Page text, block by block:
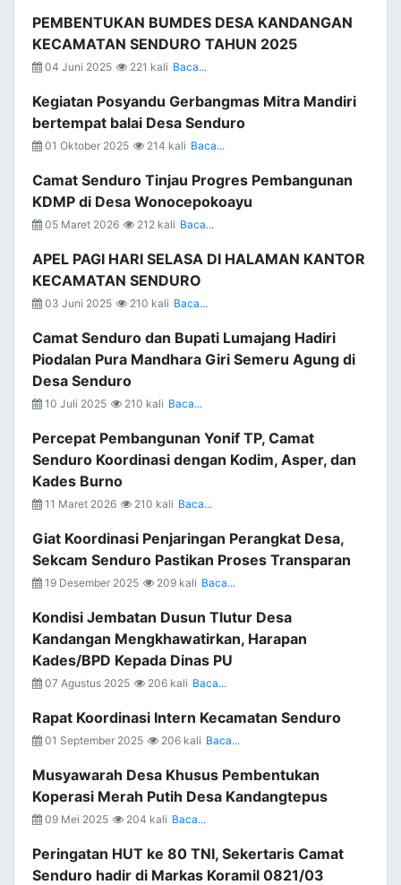
PEMBENTUKAN BUMDES DESA KANDANGAN
KECAMATAN SENDURO TAHUN 2025
04 Juni 2025 221 kali Baca...
Kegiatan Posyandu Gerbangmas Mitra Mandiri
bertempat balai Desa Senduro
01 Oktober 2025 214 kali Baca...
Camat Senduro Tinjau Progres Pembangunan
KDMP di Desa Wonocepokoayu
05 Maret 2026 212 kali Baca...
APEL PAGI HARI SELASA DI HALAMAN KANTOR
KECAMATAN SENDURO
03 Juni 2025 210 kali Baca...
Camat Senduro dan Bupati Lumajang Hadiri
Piodalan Pura Mandhara Giri Semeru Agung di
Desa Senduro
10 Juli 2025 210 kali Baca...
Percepat Pembangunan Yonif TP, Camat
Senduro Koordinasi dengan Kodim, Asper, dan
Kades Burno
11 Maret 2026 210 kali Baca...
Giat Koordinasi Penjaringan Perangkat Desa,
Sekcam Senduro Pastikan Proses Transparan
19 Desember 2025 209 kali Baca...
Kondisi Jembatan Dusun Tlutur Desa
Kandangan Mengkhawatirkan, Harapan
Kades/BPD Kepada Dinas PU
07 Agustus 2025 206 kali Baca...
Rapat Koordinasi Intern Kecamatan Senduro
01 September 2025 206 kali Baca...
Musyawarah Desa Khusus Pembentukan
Koperasi Merah Putih Desa Kandangtepus
09 Mei 2025 204 kali Baca...
Peringatan HUT ke 80 TNI, Sekertaris Camat
Senduro hadir di Markas Koramil 0821/03